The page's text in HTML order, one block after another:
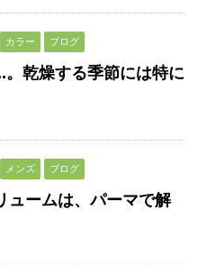
カラー ブログ
。乾燥する季節には特に
メンズ ブログ
ュームは、パーマで解